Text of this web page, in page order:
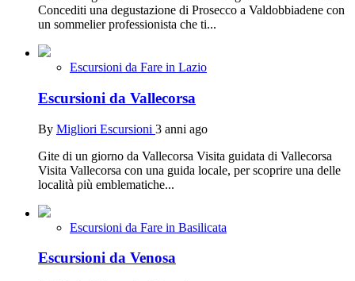
Concediti una degustazione di Prosecco a Valdobbiadene con
un sommelier professionista che ti...
Escursioni da Fare in Lazio
Escursioni da Vallecorsa
By Migliori Escursioni 3 anni ago
Gite di un giorno da Vallecorsa Visita guidata di Vallecorsa
Visita Vallecorsa con una guida locale, per scoprire una delle
località più emblematiche...
Escursioni da Fare in Basilicata
Escursioni da Venosa